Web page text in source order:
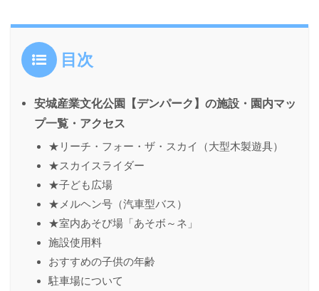
目次
安城産業文化公園【デンパーク】の施設・園内マッ
プ⼀覧・アクセス
★リーチ・フォー・ザ・スカイ（大型木製遊具）
★スカイスライダー
★子ども広場
★メルヘン号（汽車型バス）
★室内あそび場「あそボ～ネ」
施設使用料
おすすめの⼦供の年齢
駐⾞場について